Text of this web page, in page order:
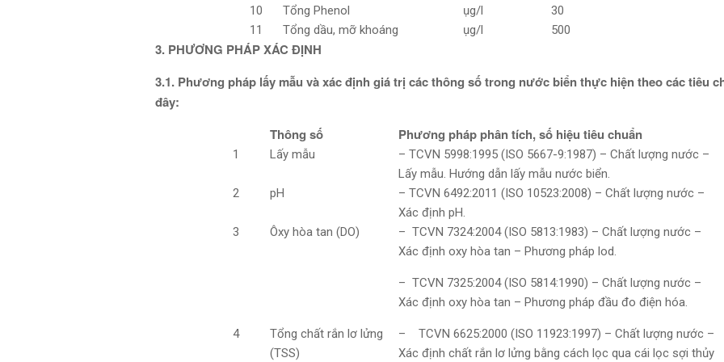
10
Tổng Phenol ụg/l
30
11
Tổng dầu, mỡ khoáng ụg/l 500
3. PHƯƠNG PHÁP XÁC ĐỊNH
3.1. Phương pháp lấy mẫu và xác định giá trị các thông số trong nước biển thực hiện theo các tiêu
đây:
Thông số
Phương pháp phân tích, số hiệu tiêu chuẩn
1 Lấy mẫu
– TCVN 5998:1995 (ISO 5667-9:1987) – Chất lượng nước –
Lấy mẫu. Hướng dẫn lấy mẫu nước biển.
2
pH
– TCVN 6492:2011 (ISO 10523:2008) – Chất lượng nước –
Xác định pH.
3
Ôxy hòa tan (DO)
– TCVN 7324:2004 (ISO 5813:1983) – Chất lượng nước –
Xác định oxy hòa tan – Phương pháp lod.
– TCVN 7325:2004 (ISO 5814:1990) – Chất lượng nước –
Xác định oxy hòa tan – Phương pháp đầu đo điện hóa.
4
Tổng chất rắn lơ lửng
(TSS)
– TCVN 6625:2000 (ISO 11923:1997) – Chất lượng nước –
Xác định chất rắn lơ lửng bằng cách lọc qua cái lọc sợi thủy